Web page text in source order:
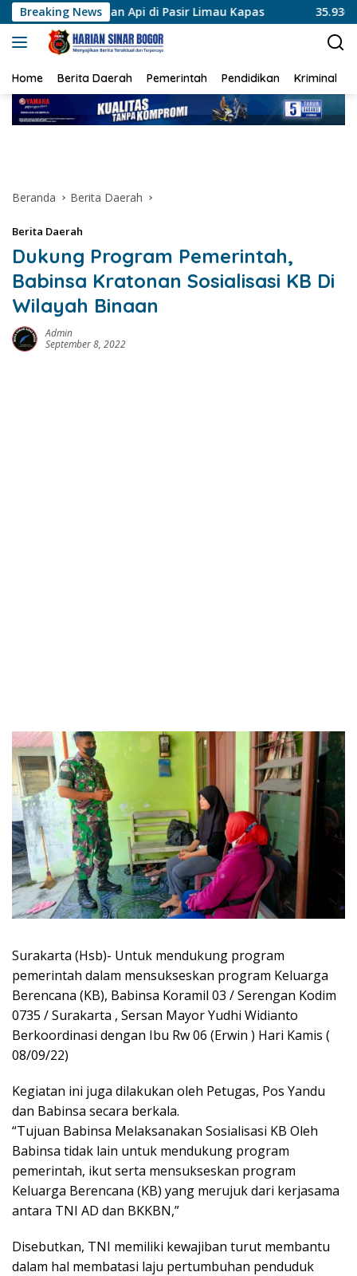
Langsung
ke
konten
Breaking News
Api di Pasir Limau Kapas 35.936 Anak Muda Main
Home Berita Daerah Pemerintah Pendidikan Kriminal
Beranda Berita Daerah
Berita Daerah
Dukung Program Pemerintah,
Babinsa Kratonan Sosialisasi KB Di
Wilayah Binaan
Admin
September 8, 2022
Surakarta (Hsb)- Untuk mendukung program
pemerintah dalam mensukseskan program Keluarga
Berencana (KB), Babinsa Koramil 03 / Serengan Kodim
0735 / Surakarta , Sersan Mayor Yudhi Widianto
Berkoordinasi dengan Ibu Rw 06 (Erwin ) Hari Kamis (
08/09/22)
Kegiatan ini juga dilakukan oleh Petugas, Pos Yandu
dan Babinsa secara berkala.
“Tujuan Babinsa Melaksanakan Sosialisasi KB Oleh
Babinsa tidak lain untuk mendukung program
pemerintah, ikut serta mensukseskan program
Keluarga Berencana (KB) yang merujuk dari kerjasama
antara TNI AD dan BKKBN,”
Disebutkan, TNI memiliki kewajiban turut membantu
dalam hal membatasi laju pertumbuhan penduduk